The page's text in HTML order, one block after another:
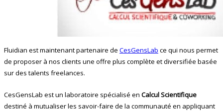
Fluidian est maintenant partenaire de CesGensLab ce qui nous permet
de proposer à nos clients une offre plus complète et diversifiée basée
sur des talents freelances.
CesGensLab est un laboratoire spécialisé en CalculScientifique
destiné à mutualiser les savoir-faire de la communauté en appliquant